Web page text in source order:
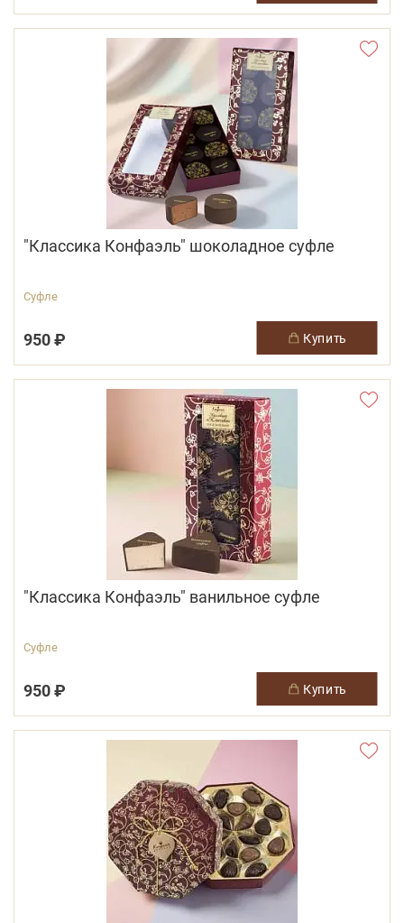
"Классика Конфаэль" шоколадное суфле
Суфле
950 ₽ купить
"Классика Конфаэль" ванильное суфле
Суфле
950 ₽ купить